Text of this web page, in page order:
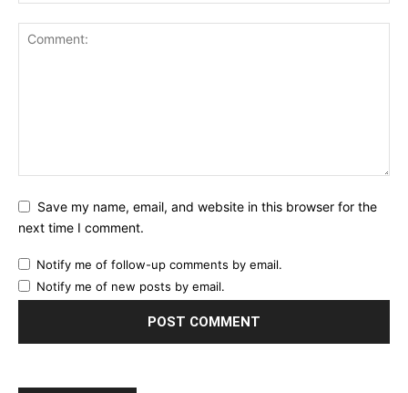
Save my name, email, and website in this browser for the
next time I comment.
Notify me of follow-up comments by email.
Notify me of new posts by email.